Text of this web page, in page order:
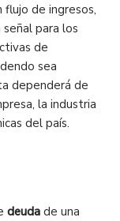
flujo de ingresos,
para los
de
sea
dependerá de
la industria
del país.
deuda de una